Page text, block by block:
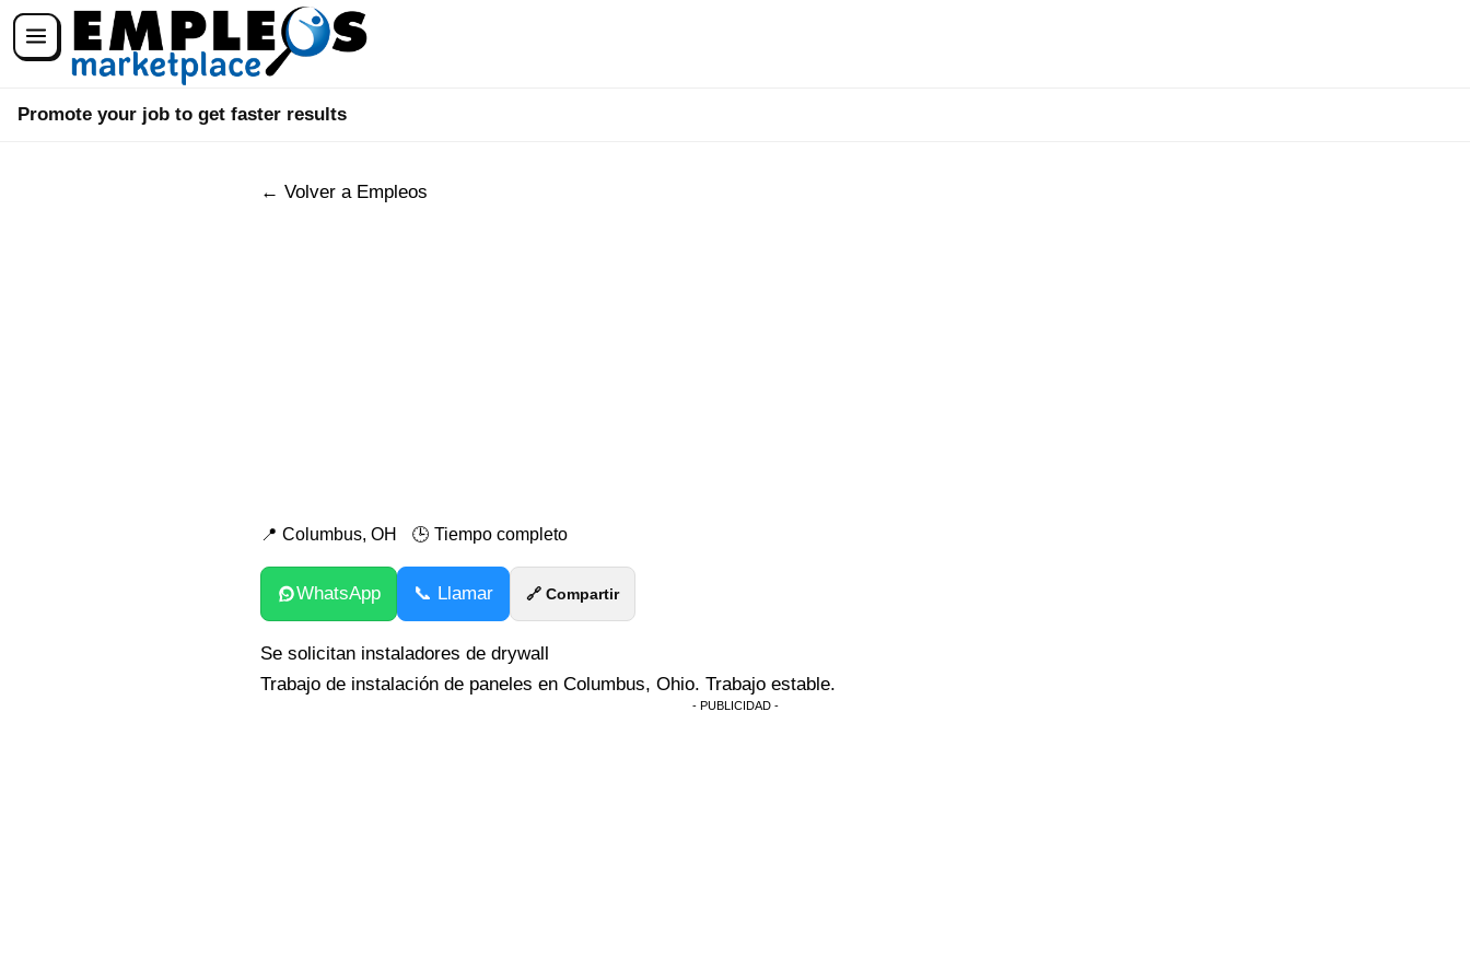
Promote your job to get faster results
← Volver a Empleos
📍 Columbus, OH 🕒 Tiempo completo
WhatsApp 📞 Llamar 🔗 Compartir
Se solicitan instaladores de drywall
Trabajo de instalación de paneles en Columbus, Ohio. Trabajo estable.
- PUBLICIDAD -